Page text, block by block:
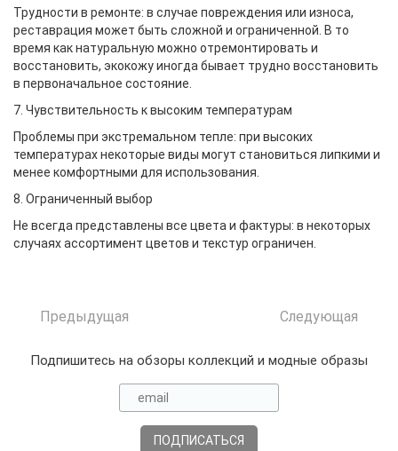
Трудности в ремонте: в случае повреждения или износа,
реставрация может быть сложной и ограниченной. В то
время как натуральную можно отремонтировать и
восстановить, экокожу иногда бывает трудно восстановить
в первоначальное состояние.
7. Чувствительность к высоким температурам
Проблемы при экстремальном тепле: при высоких
температурах некоторые виды могут становиться липкими и
менее комфортными для использования.
8. Ограниченный выбор
Не всегда представлены все цвета и фактуры: в некоторых
случаях ассортимент цветов и текстур ограничен.
Предыдущая Следующая
Подпишитесь на обзоры коллекций и модные образы